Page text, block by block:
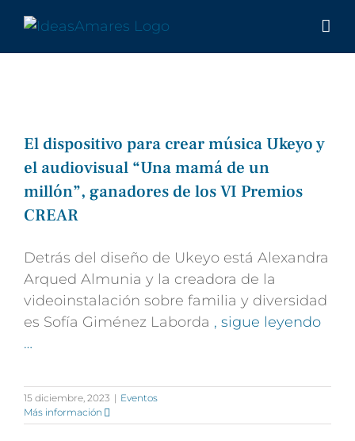
contenido
El dispositivo para crear música Ukeyo y
el audiovisual “Una mamá de un
millón”, ganadores de los VI Premios
CREAR
Detrás del diseño de Ukeyo está Alexandra
Arqued Almunia y la creadora de la
videoinstalación sobre familia y diversidad
es Sofía Giménez Laborda , sigue leyendo
…
15 diciembre, 2023 | Eventos
Más información